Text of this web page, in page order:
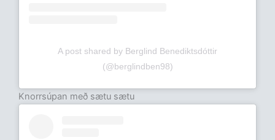
A post shared by Berglind Benediktsdóttir
(@berglindben98)
Knorrsúpan með sætu sætu